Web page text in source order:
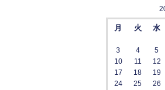
月 火 水
3
4 5
10
11 12
17
18 19
24
25 26